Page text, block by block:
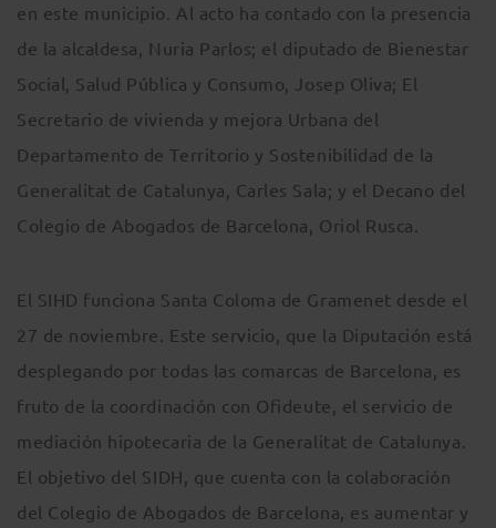
en este municipio. Al acto ha contado con la presencia
de la alcaldesa, Nuria Parlos; el diputado de Bienestar
Social, Salud Pública y Consumo, Josep Oliva; El
Secretario de vivienda y mejora Urbana del
Departamento de Territorio y Sostenibilidad de la
Generalitat de Catalunya, Carles Sala; y el Decano del
Colegio de Abogados de Barcelona, Oriol Rusca.
El SIHD funciona Santa Coloma de Gramenet desde el
27 de noviembre. Este servicio, que la Diputación está
desplegando por todas las comarcas de Barcelona, es
fruto de la coordinación con Ofideute, el servicio de
mediación hipotecaria de la Generalitat de Catalunya.
El objetivo del SIDH, que cuenta con la colaboración
del Colegio de Abogados de Barcelona, es aumentar y